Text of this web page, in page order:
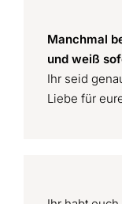
Manchmal
und weiß
Ihr seid
Liebe für